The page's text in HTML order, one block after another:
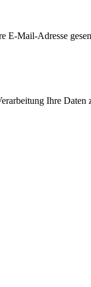
E-Mail-Adresse
Ihre Daten